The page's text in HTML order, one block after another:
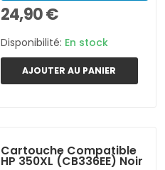
24,90 €
Disponibilité: En stock
AJOUTER AU PANIER
Cartouche Compatible
HP 350XL (CB336EE) Noir